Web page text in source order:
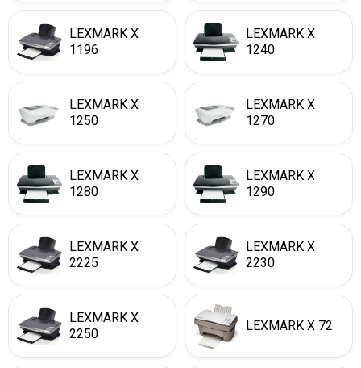
LEXMARK X
1196
LEXMARK X
1240
LEXMARK X
1250
LEXMARK X
1270
LEXMARK X
1280
LEXMARK X
1290
LEXMARK X
2225
LEXMARK X
2230
LEXMARK X
2250
LEXMARK X 72